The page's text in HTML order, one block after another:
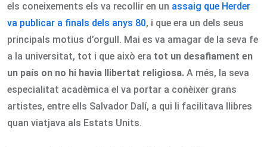
els coneixements els va recollir en un assaig que Herder
va publicar a finals dels anys 80, i que era un dels seus
principals motius d’orgull. Mai es va amagar de la seva fe
a la universitat, tot i que això era tot un desafiament en
un país on no hi havia llibertat religiosa. A més, la seva
especialitat acadèmica el va portar a conèixer grans
artistes, entre ells Salvador Dalí, a qui li facilitava llibres
quan viatjava als Estats Units.